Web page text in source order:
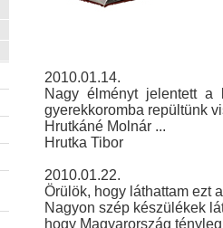
2010.01.14.
Nagy élményt jelentett a
gyerekkoromba repültünk
Hrutkáné Molnár ...
Hrutka Tibor
2010.01.22.
Örülök, hogy láthattam ezt
Nagyon szép készülékek
hogy Magyarország